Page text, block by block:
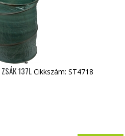
ZSÁK 137L Cikkszám: ST4718